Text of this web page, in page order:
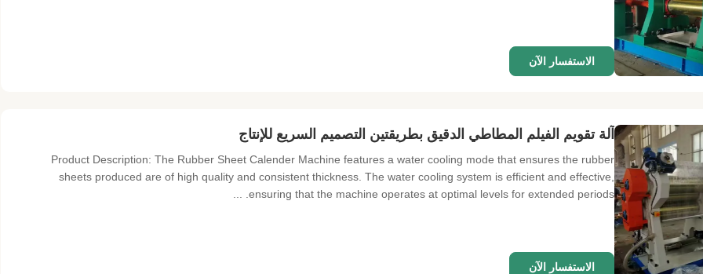
الاستفسار الآن
آلة تقويم الفيلم المطاطي الدقيق بطريقتين التصميم السريع للإنتاج
Product Description: The Rubber Sheet Calender Machine features a water cooling mode that ensures the rubber
sheets produced are of high quality and consistent thickness. The water cooling system is efficient and effective,
ensuring that the machine operates at optimal levels for extended periods. ...
الاستفسار الآن